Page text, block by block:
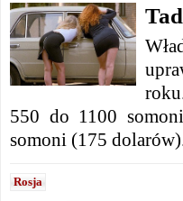
550 do 1100
somoni (175
Rosja